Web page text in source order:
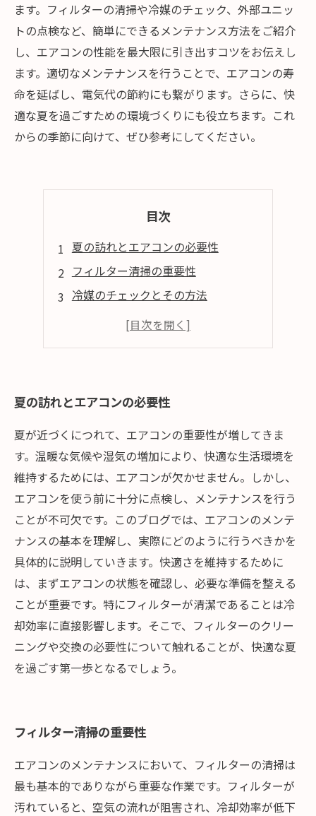
ます。フィルターの清掃や冷媒のチェック、外部ユニッ
トの点検など、簡単にできるメンテナンス方法をご紹介
し、エアコンの性能を最大限に引き出すコツをお伝えし
ます。適切なメンテナンスを行うことで、エアコンの寿
命を延ばし、電気代の節約にも繋がります。さらに、快
適な夏を過ごすための環境づくりにも役立ちます。これ
からの季節に向けて、ぜひ参考にしてください。
目次
夏の訪れとエアコンの必要性
フィルター清掃の重要性
冷媒のチェックとその方法
外部ユニットの点検方法
夏の訪れとエアコンの必要性
夏が近づくにつれて、エアコンの重要性が増してきま
す。温暖な気候や湿気の増加により、快適な生活環境を
維持するためには、エアコンが欠かせません。しかし、
エアコンを使う前に十分に点検し、メンテナンスを行う
ことが不可欠です。このブログでは、エアコンのメンテ
ナンスの基本を理解し、実際にどのように行うべきかを
具体的に説明していきます。快適さを維持するために
は、まずエアコンの状態を確認し、必要な準備を整える
ことが重要です。特にフィルターが清潔であることは冷
却効率に直接影響します。そこで、フィルターのクリー
ニングや交換の必要性について触れることが、快適な夏
を過ごす第一歩となるでしょう。
フィルター清掃の重要性
エアコンのメンテナンスにおいて、フィルターの清掃は
最も基本的でありながら重要な作業です。フィルターが
汚れていると、空気の流れが阻害され、冷却効率が低下